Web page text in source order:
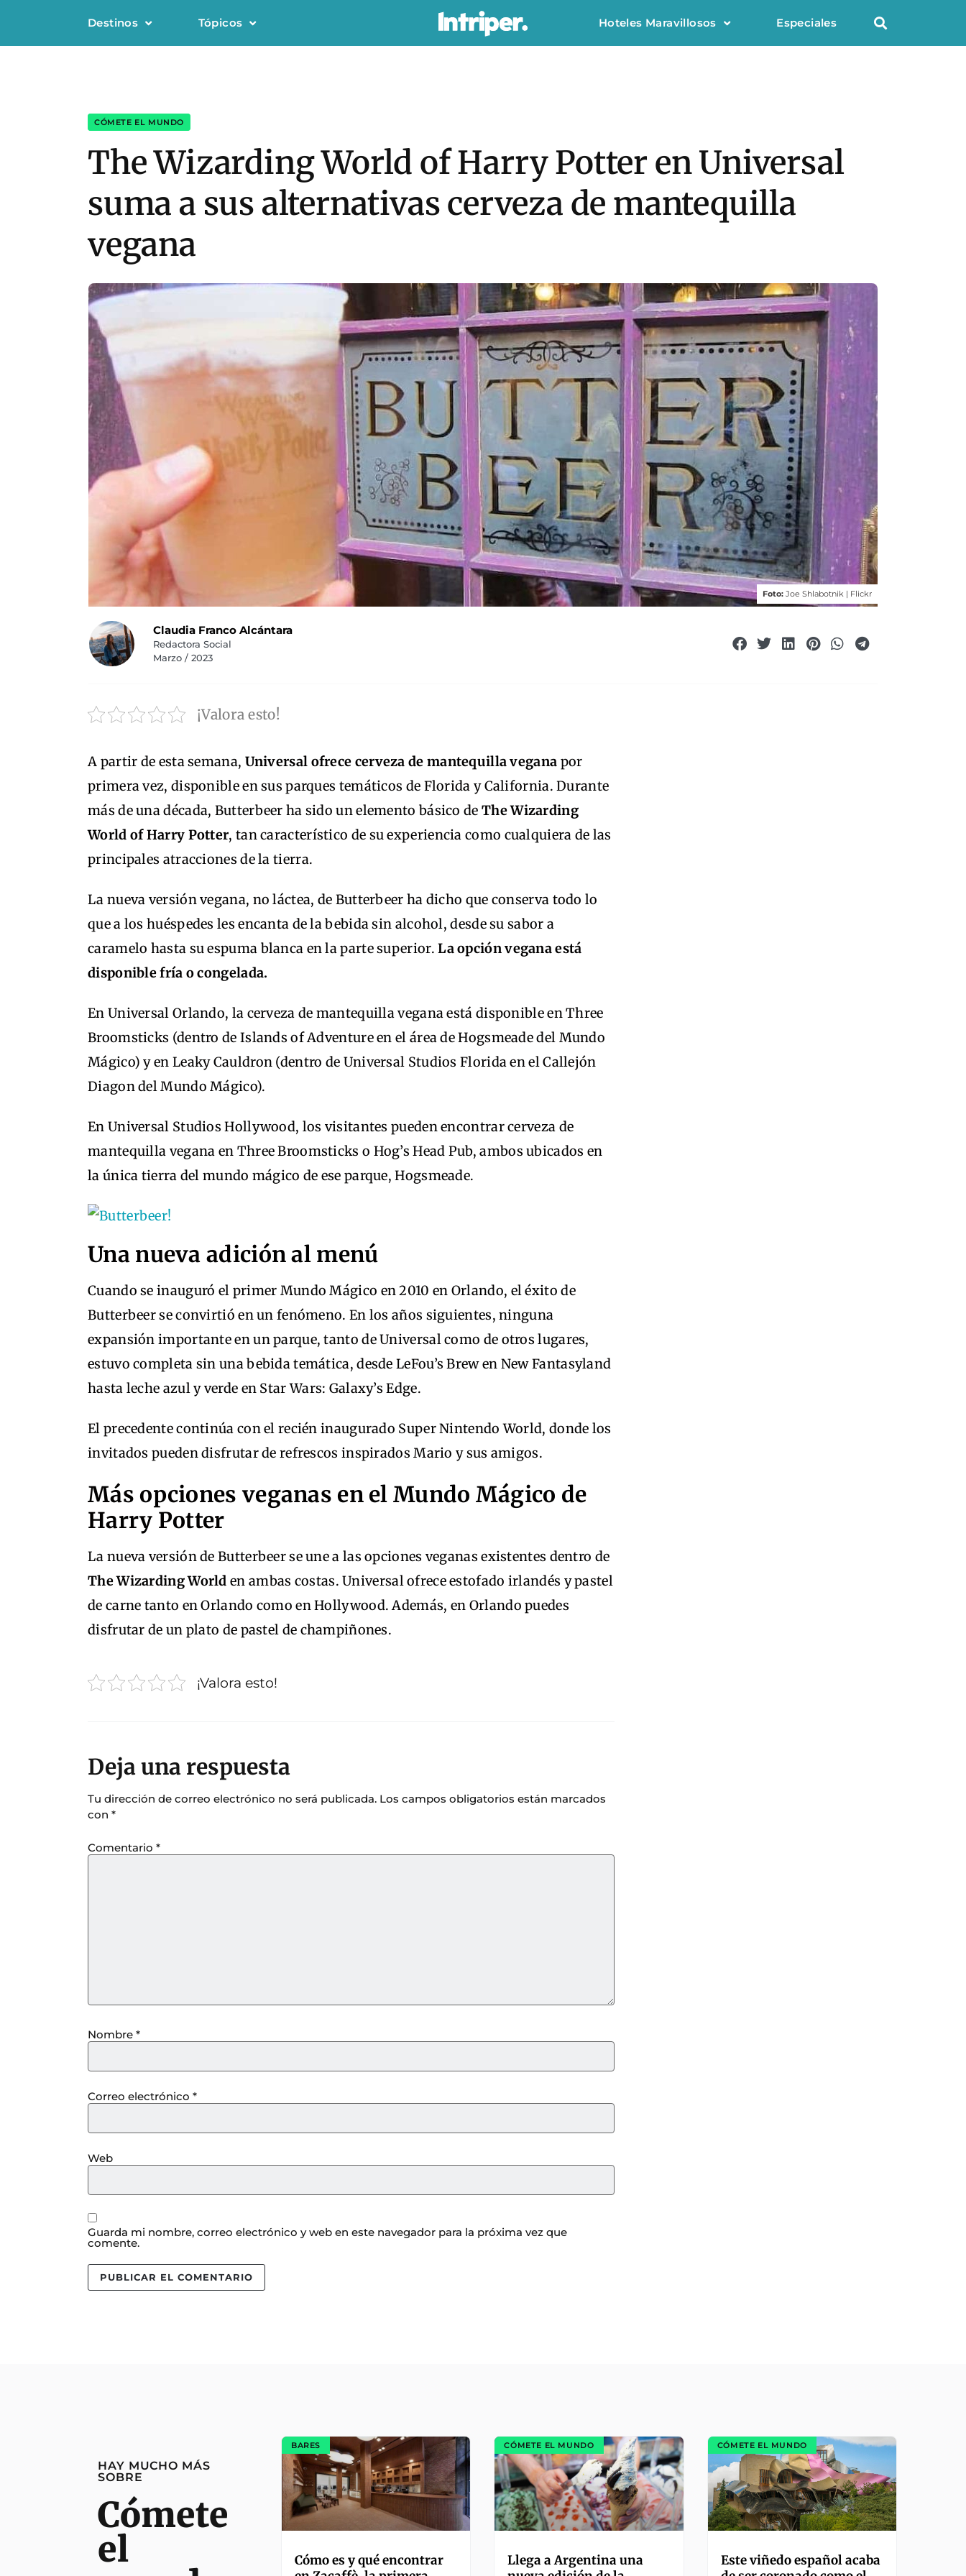
Destinos Tópicos Hoteles Maravillosos Especiales
CÓMETE EL MUNDO
The Wizarding World of Harry Potter en Universal
suma a sus alternativas cerveza de mantequilla
vegana
Foto: Joe Shlabotnik | Flickr
Claudia Franco Alcántara
Redactora Social
Marzo / 2023
¡Valora esto!
A partir de esta semana, Universal ofrece cerveza de mantequilla vegana por
primera vez, disponible en sus parques temáticos de Florida y California. Durante
más de una década, Butterbeer ha sido un elemento básico de The Wizarding
World of Harry Potter, tan característico de su experiencia como cualquiera de las
principales atracciones de la tierra.
La nueva versión vegana, no láctea, de Butterbeer ha dicho que conserva todo lo
que a los huéspedes les encanta de la bebida sin alcohol, desde su sabor a
caramelo hasta su espuma blanca en la parte superior.La opción vegana está
disponible fría o congelada.
En Universal Orlando, la cerveza de mantequilla vegana está disponible en Three
Broomsticks (dentro de Islands of Adventure en el área de Hogsmeade del Mundo
Mágico) y en Leaky Cauldron (dentro de Universal Studios Florida en el Callejón
Diagon del Mundo Mágico).
En Universal Studios Hollywood, los visitantes pueden encontrar cerveza de
mantequilla vegana en Three Broomsticks o Hog’s Head Pub, ambos ubicados en
la única tierra del mundo mágico de ese parque, Hogsmeade.
Una nueva adición al menú
Cuando se inauguró el primer Mundo Mágico en 2010 en Orlando, el éxito de
Butterbeer se convirtió en un fenómeno. En los años siguientes, ninguna
expansión importante en un parque, tanto de Universal como de otros lugares,
estuvo completa sin una bebida temática, desde LeFou’s Brew en New Fantasyland
hasta leche azul y verde en Star Wars: Galaxy’s Edge.
El precedente continúa con el recién inaugurado Super Nintendo World, donde los
invitados pueden disfrutar de refrescos inspirados Mario y sus amigos.
Más opciones veganas en el Mundo Mágico de
Harry Potter
La nueva versión de Butterbeer se une a las opciones veganas existentes dentro de
The Wizarding World en ambas costas. Universal ofrece estofado irlandés y pastel
de carne tanto en Orlando como en Hollywood. Además, en Orlando puedes
disfrutar de un plato de pastel de champiñones.
¡Valora esto!
Deja una respuesta
Tu dirección de correo electrónico no será publicada. Los campos obligatorios están marcados
con *
Comentario *
Nombre *
Correo electrónico *
Web
Guarda mi nombre, correo electrónico y web en este navegador para la próxima vez que
comente.
HAY MUCHO MÁS
SOBRE
Cómete
el
BARES
Cómo es y qué encontrar
CÓMETE EL MUNDO
Llega a Argentina una
CÓMETE EL MUNDO
Este viñedo español acaba